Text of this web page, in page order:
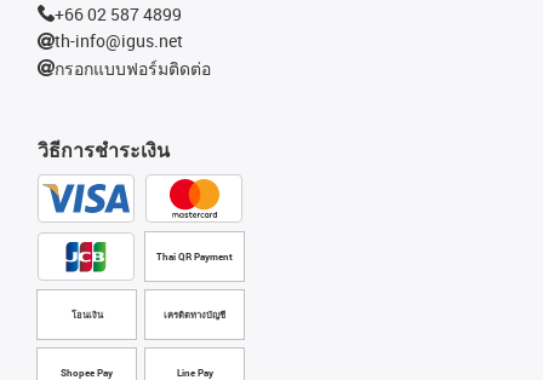
วิธีการชำระเงิน
Thai QR Payment
โอนเงิน เครดิตทางบัญชี
Shopee Pay Line Pay
+66 02 587 4899
th-info@igus.net
กรอกแบบฟอร์มติดต่อ